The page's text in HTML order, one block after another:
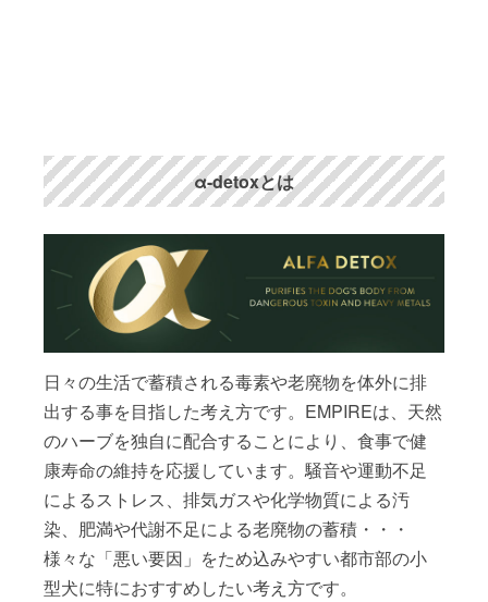
α-detoxとは
日々の生活で蓄積される毒素や老廃物を体外に排
出する事を目指した考え方です。EMPIREは、天然
のハーブを独自に配合することにより、食事で健
康寿命の維持を応援しています。騒音や運動不足
によるストレス、排気ガスや化学物質による汚
染、肥満や代謝不足による老廃物の蓄積・・・
様々な「悪い要因」をため込みやすい都市部の小
型犬に特におすすめしたい考え方です。